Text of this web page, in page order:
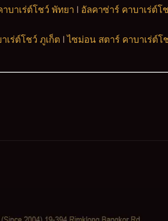
บาเร่ต์โชว์ พัทยา l อัลคาซ่าร์ คาบาเร่ต์โ
เร่ต์โชว์ ภูเก็ต lไซม่อน สตาร์ คาบาเร่ต์โ